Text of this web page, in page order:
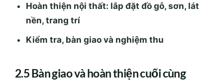
Hoàn thiện nội thất: lắp đặt đồ gỗ, sơn, lát
nền, trang trí
Kiểm tra, bàn giao và nghiệm thu
2.5 Bàn giao và hoàn thiện cuối cùng